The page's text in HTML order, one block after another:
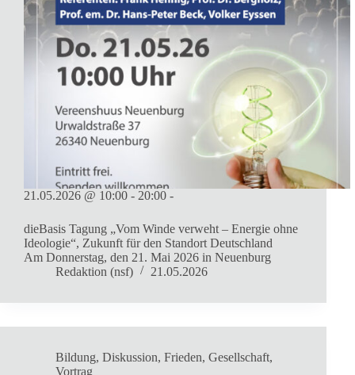
21.05.2026 @ 10:00 - 20:00 -
dieBasis Tagung „Vom Winde verweht – Energie ohne
Ideologie“, Zukunft für den Standort Deutschland
Am Donnerstag, den 21. Mai 2026 in Neuenburg
Redaktion (nsf)
21.05.2026
Bildung, Diskussion, Frieden, Gesellschaft,
Vortrag